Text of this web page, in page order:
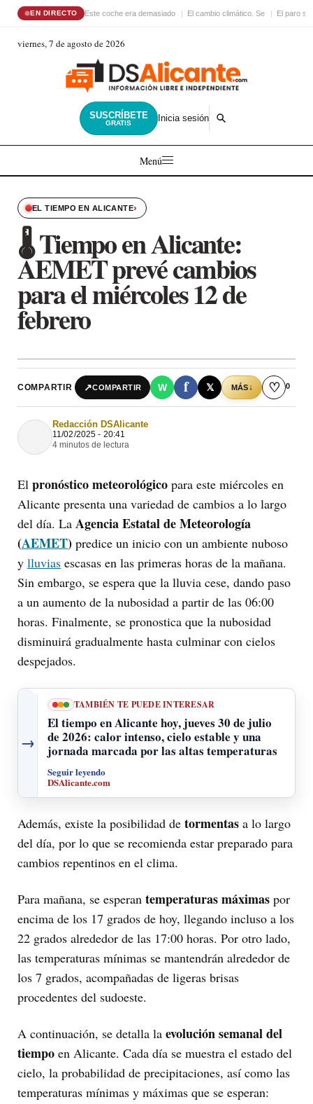
EN DIRECTO Este coche era demasiado El cambio climático. Se El paro
viernes, 7 de agosto de 2026
SUSCRÍBETE
GRATIS Inicia sesión
Menú
EL TIEMPO EN ALICANTE›
🌡️ Tiempo en Alicante:
AEMET prevé cambios
para el miércoles 12 de
febrero
COMPARTIR ↗COMPARTIR W f 𝕏 MÁS↓ ♡ 0
Redacción DSAlicante
11/02/2025 - 20:41
4 minutos de lectura
El pronóstico meteorológico para este miércoles en
Alicante presenta una variedad de cambios a lo largo
del día. La Agencia Estatal de Meteorología
(AEMET) predice un inicio con un ambiente nuboso
y lluvias escasas en las primeras horas de la mañana.
Sin embargo, se espera que la lluvia cese, dando paso
a un aumento de la nubosidad a partir de las 06:00
horas. Finalmente, se pronostica que la nubosidad
disminuirá gradualmente hasta culminar con cielos
despejados.
→
TAMBIÉN TE PUEDE INTERESAR
El tiempo en Alicante hoy, jueves 30 de julio
de 2026: calor intenso, cielo estable y una
jornada marcada por las altas temperaturas
Seguir leyendo
DSAlicante.com
Además, existe la posibilidad de tormentas a lo largo
del día, por lo que se recomienda estar preparado para
cambios repentinos en el clima.
Para mañana, se esperan temperaturas máximas por
encima de los 17 grados de hoy, llegando incluso a los
22 grados alrededor de las 17:00 horas. Por otro lado,
las temperaturas mínimas se mantendrán alrededor de
los 7 grados, acompañadas de ligeras brisas
procedentes del sudoeste.
A continuación, se detalla la evolución semanal del
tiempo en Alicante. Cada día se muestra el estado del
cielo, la probabilidad de precipitaciones, así como las
temperaturas mínimas y máximas que se esperan: